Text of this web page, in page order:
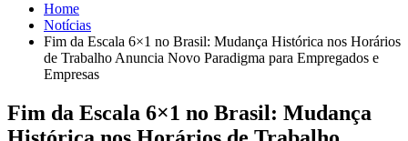
Home
Notícias
Fim da Escala 6×1 no Brasil: Mudança Histórica nos Horários
de Trabalho Anuncia Novo Paradigma para Empregados e
Empresas
Fim da Escala 6×1 no Brasil: Mudança